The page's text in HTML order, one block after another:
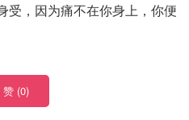
受，因为痛不在你身上，你便
赞 (0)